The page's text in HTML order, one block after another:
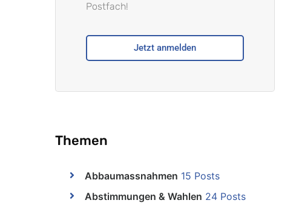
Postfach!
Jetzt anmelden
Themen
Abbaumassnahmen 15 Posts
Abstimmungen & Wahlen 24 Posts